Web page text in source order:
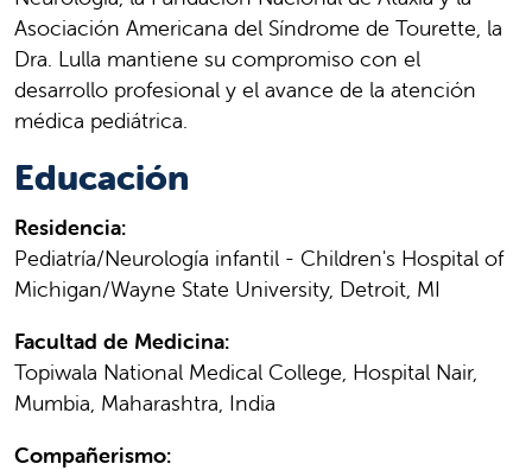
Asociación Americana del Síndrome de Tourette, la
Dra. Lulla mantiene su compromiso con el
desarrollo profesional y el avance de la atención
médica pediátrica.
Educación
Residencia:
Pediatría/Neurología infantil - Children's Hospital of
Michigan/Wayne State University, Detroit, MI
Facultad de Medicina:
Topiwala National Medical College, Hospital Nair,
Mumbia, Maharashtra, India
Compañerismo: